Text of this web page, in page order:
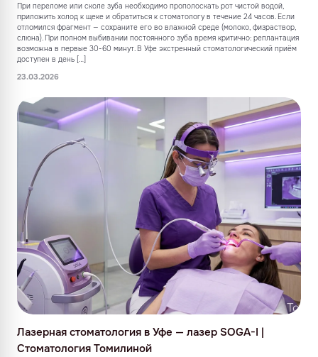
При переломе или сколе зуба необходимо прополоскать рот чистой водой,
приложить холод к щеке и обратиться к стоматологу в течение 24 часов. Если
отломился фрагмент — сохраните его во влажной среде (молоко, физраствор,
слюна). При полном выбивании постоянного зуба время критично: реплантация
возможна в первые 30-60 минут. В Уфе экстренный стоматологический приём
доступен в день […]
23.03.2026
Лазерная стоматология в Уфе — лазер SOGA-I |
Стоматология Томилиной